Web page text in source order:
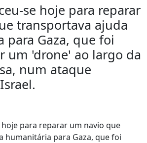
se hoje para reparar
transportava ajuda
para Gaza, que foi
um 'drone' ao largo da
num ataque
para reparar um navio que
humanitária para Gaza, que foi